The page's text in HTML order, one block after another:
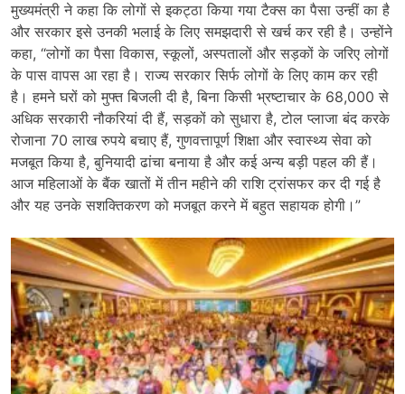
मुख्यमंत्री ने कहा कि लोगों से इकट्ठा किया गया टैक्स का पैसा उन्हीं का है
और सरकार इसे उनकी भलाई के लिए समझदारी से खर्च कर रही है। उन्होंने
कहा, “लोगों का पैसा विकास, स्कूलों, अस्पतालों और सड़कों के जरिए लोगों
के पास वापस आ रहा है। राज्य सरकार सिर्फ लोगों के लिए काम कर रही
है। हमने घरों को मुफ्त बिजली दी है, बिना किसी भ्रष्टाचार के 68,000 से
अधिक सरकारी नौकरियां दी हैं, सड़कों को सुधारा है, टोल प्लाजा बंद करके
रोजाना 70 लाख रुपये बचाए हैं, गुणवत्तापूर्ण शिक्षा और स्वास्थ्य सेवा को
मजबूत किया है, बुनियादी ढांचा बनाया है और कई अन्य बड़ी पहल की हैं।
आज महिलाओं के बैंक खातों में तीन महीने की राशि ट्रांसफर कर दी गई है
और यह उनके सशक्तिकरण को मजबूत करने में बहुत सहायक होगी।”